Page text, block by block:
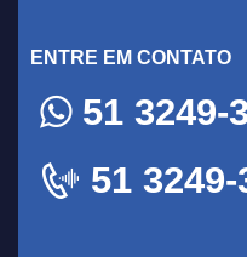
ENTRE EM CONTATO
51 3249-
51 3249-